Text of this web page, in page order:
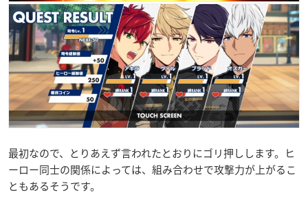
最初なので、とりあえず言われたとおりにゴリ押しします。ヒ
ーロー同士の関係によっては、組み合わせで攻撃力が上がるこ
ともあるそうです。